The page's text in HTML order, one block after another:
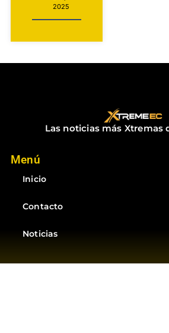
2025
Las noticias más Xtremas
Menú
Inicio
Contacto
Noticias